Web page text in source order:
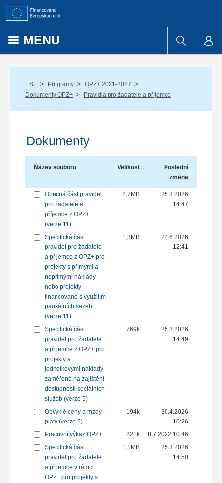
Přejít k obsahu
MENU
ESF / Programy / OPZ+ 2021-2027 /
Dokumenty OPZ+ / Pravidla pro žadatele a příjemce
Dokumenty
Název souboru Velikost
Poslední
změna
Obecná část pravidel
pro žadatele a
příjemce z OPZ+
(verze 11)
2,7MB
25.3.2026
14:47
Specifická část
pravidel pro žadatele
a příjemce z OPZ+ pro
projekty s přímými a
nepřímými náklady
nebo projekty
financované s využitím
paušálních sazeb
(verze 11)
1,3MB
24.6.2026
12:41
Specifická část
pravidel pro žadatele
a příjemce z OPZ+ pro
projekty s
jednotkovými náklady
zaměřené na zajištění
dostupnosti sociálních
služeb (verze 5)
769k
25.3.2026
14:49
Obvyklé ceny a mzdy
platy (verze 5)
194k
30.4.2026
10:26
Pracovní výkaz OPZ+
221k
8.7.2022 10:46
Specifická část
pravidel pro žadatele
a příjemce v rámci
OPZ+ pro projekty s
1,1MB
25.3.2026
14:50